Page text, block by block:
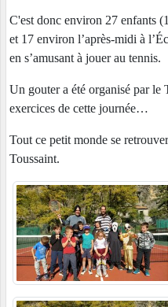
C'est donc environ 27 enfants
et 17 environ l’après-midi à
en s’amusant à jouer au tennis.
Un gouter a été organisé par
exercices de cette journée…
Tout ce petit monde se
Toussaint.